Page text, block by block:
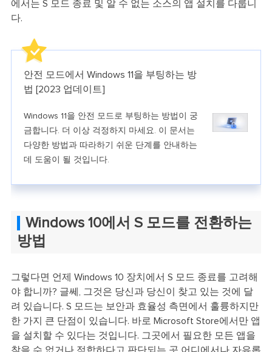
에서는 S 모드 종료 및 알 수 없는 소스의 앱 설치를 다룹니
다.
안전 모드에서 Windows 11을 부팅하는 방
법 [2023 업데이트]
Windows 11을 안전 모드로 부팅하는 방법이 궁
금합니다. 더 이상 걱정하지 마세요. 이 문서는
다양한 방법과 따라하기 쉬운 단계를 안내하는
데 도움이 될 것입니다.
Windows 10에서 S 모드를 전환하는
방법
그렇다면 언제 Windows 10 장치에서 S 모드 종료를 고려해
야 합니까? 글쎄, 그것은 당신과 당신이 찾고 있는 것에 달
려 있습니다. S 모드는 보안과 효율성 측면에서 훌륭하지만
한 가지 큰 단점이 있습니다. 바로 Microsoft Store에서만 앱
을 설치할 수 있다는 것입니다. 그곳에서 필요한 모든 앱을